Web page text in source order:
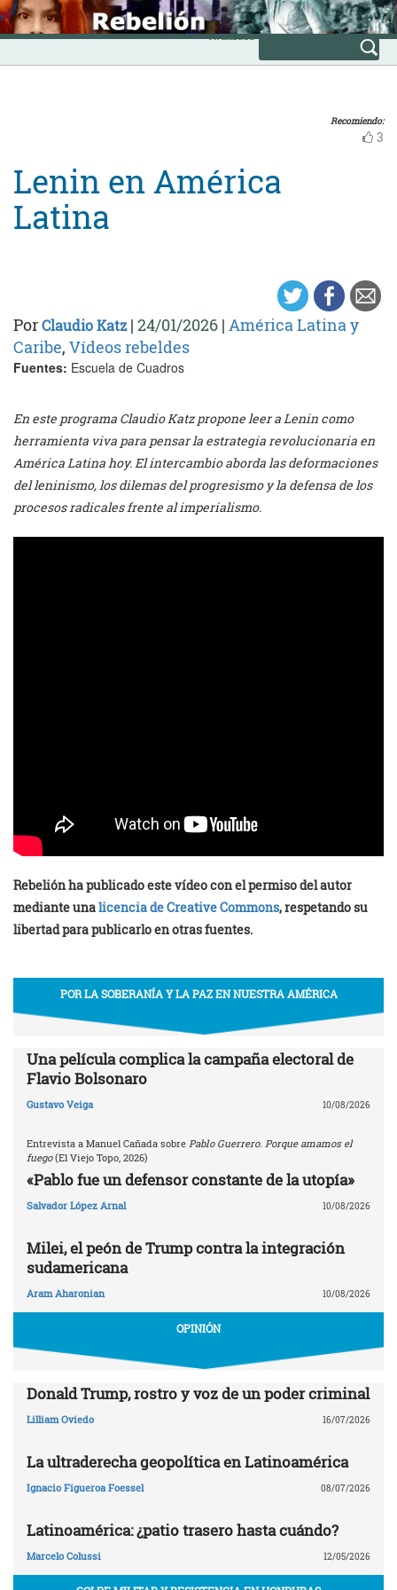
Skip
to
content
INICIO
Avanzada
Recomiendo:
3
Lenin en América
Latina
PorClaudio Katz| 24/01/2026 | América Latina y
Caribe, Vídeos rebeldes
Fuentes: Escuela de Cuadros
En este programa Claudio Katz propone leer a Lenin como
herramienta viva para pensar la estrategia revolucionaria en
América Latina hoy. El intercambio aborda las deformaciones
del leninismo, los dilemas del progresismo y la defensa de los
procesos radicales frente al imperialismo.
Rebelión ha publicado este vídeo con el permiso del autor
mediante unalicencia de Creative Commons, respetando su
libertad para publicarlo en otras fuentes.
POR LA SOBERANÍA Y LA PAZ EN NUESTRA AMÉRICA
Una película complica la campaña electoral de
Flavio Bolsonaro
Gustavo Veiga 10/08/2026
Entrevista a Manuel Cañada sobre Pablo Guerrero. Porque amamos el
fuego(El Viejo Topo, 2026)
«Pablo fue un defensor constante de la utopía»
Salvador López Arnal 10/08/2026
Milei, el peón de Trump contra la integración
sudamericana
Aram Aharonian 10/08/2026
OPINIÓN
Donald Trump, rostro y voz de un poder criminal
Lilliam Oviedo 16/07/2026
La ultraderecha geopolítica en Latinoamérica
Ignacio Figueroa Foessel 08/07/2026
Latinoamérica: ¿patio trasero hasta cuándo?
Marcelo Colussi 12/05/2026